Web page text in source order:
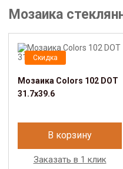
Мозаика
Скидка
Мозаика Colors 102 DOT
31.7х39.6
В корзину
Заказать в 1 клик